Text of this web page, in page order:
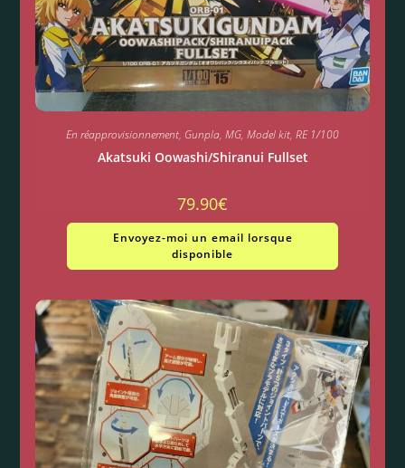
En réapprovisionnement, Gunpla, MG, Model kit, RE 1/100
Akatsuki Oowashi/Shiranui Fullset
79.90€
Envoyez-moi un email lorsque
disponible